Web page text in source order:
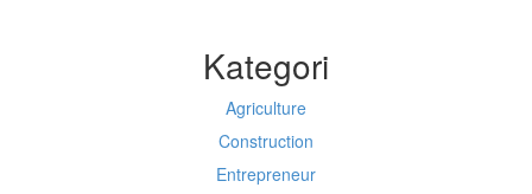
Kategori
Agriculture
Construction
Entrepreneur